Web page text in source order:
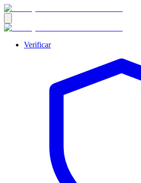
Verificar